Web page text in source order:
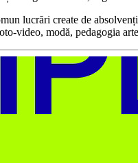
lucrări create de
video, modă, pedagogia